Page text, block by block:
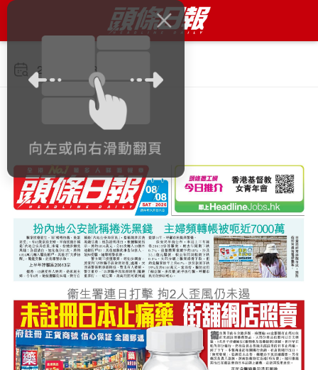
2026年8月8日